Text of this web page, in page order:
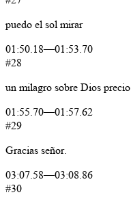
puedo el sol mirar
01:50.18—01:53.70
#28
un milagro sobre Dios precio
01:55.70—01:57.62
#29
Gracias señor.
03:07.58—03:08.86
#30